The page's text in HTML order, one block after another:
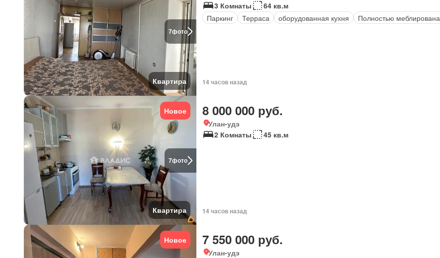
7фото
Квартира
3 Комнаты
64 кв.м
Паркинг
Терраса оборудованная кухня Полностью меблирована
14 часов назад
7фото
Новое
Квартира
8 000 000 руб.
Улан-удэ
2 Комнаты
45 кв.м
14 часов назад
Новое 7 550 000 руб.
Улан-удэ